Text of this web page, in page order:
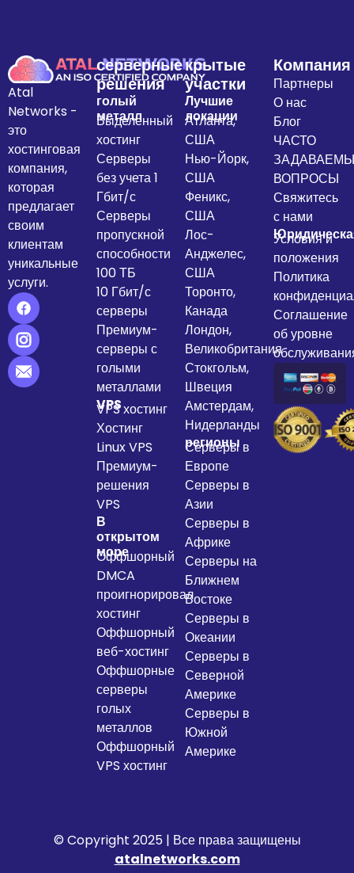
Atal
Networks -
это
хостинговая
компания,
которая
предлагает
своим
клиентам
уникальные
услуги.
серверные
решения
голый
металл
Выделенный
хостинг
Серверы
без учета 1
Гбит/с
Серверы
пропускной
способности
100 ТБ
10 Гбит/с
серверы
Премиум-
серверы с
голыми
металлами
VPS
VPS хостинг
Хостинг
Linux VPS
Премиум-
решения
VPS
В
открытом
море
Оффшорный
DMCA
проигнорировал
хостинг
Оффшорный
веб-хостинг
Оффшорные
серверы
голых
металлов
Оффшорный
VPS хостинг
крытые
участки
Лучшие
локации
Атланта,
США
Нью-Йорк,
США
Феникс,
США
Лос-
Анджелес,
США
Торонто,
Канада
Лондон,
Великобритания
Стокгольм,
Швеция
Амстердам,
Нидерланды
регионы
Серверы в
Европе
Серверы в
Азии
Серверы в
Африке
Серверы на
Ближнем
Востоке
Серверы в
Океании
Серверы в
Северной
Америке
Серверы в
Южной
Америке
Компания
Партнеры
О нас
Блог
ЧАСТО
ВОПРОСЫ
Свяжитесь
с нами
Условия и
положения
Политика
Соглашение
об уровне
© Copyright 2025 | Все права защищены
atalnetworks.com